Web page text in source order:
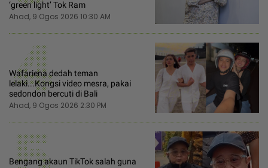
‘green light’ Tok Ram
Ahad, 9 Ogos 2026 10:30 AM
4
Wafariena dedah teman
lelaki...Kongsi video mesra, pakai
sedondon bercuti di Bali
Ahad, 9 Ogos 2026 2:30 PM
Bengang akaun TikTok salah guna